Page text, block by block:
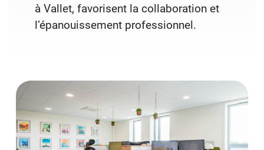
à Vallet, favorisent la collaboration et
l’épanouissement professionnel.